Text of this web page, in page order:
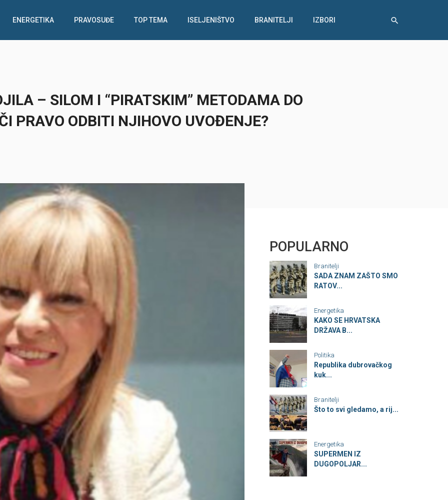
ENERGETIKA PRAVOSUĐE TOP TEMA ISELJENIŠTVO BRANITELJI IZBORI
– SILOM I “PIRATSKIM” METODAMA DO
PRAVO ODBITI NJIHOVO UVOĐENJE?
POPULARNO
Branitelji
SADA ZNAM ZAŠTO SMO
RATOV...
Energetika
KAKO SE HRVATSKA
DRŽAVA B...
Politika
Republika dubrovačkog
kuk...
Branitelji
Što to svi gledamo, a rij...
Energetika
SUPERMEN IZ
DUGOPOLJAR...